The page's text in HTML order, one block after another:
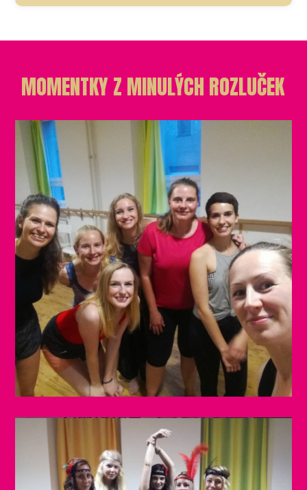
MOMENTKY Z MINULÝCH ROZLUČEK